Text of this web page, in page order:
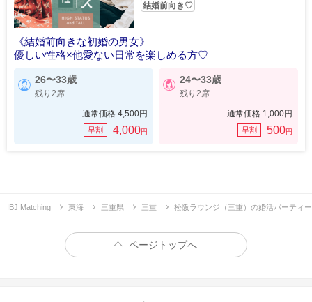
結婚前向き♡
《結婚前向きな初婚の男女》
優しい性格×他愛ない日常を楽しめる方♡
26〜33歳
残り2席
通常価格 4,500円
早割 4,000円
24〜33歳
残り2席
通常価格 1,000円
早割 500円
IBJ Matching 東海 三重県 三重 松阪ラウンジ（三重）の婚活パーティー
ページトップへ